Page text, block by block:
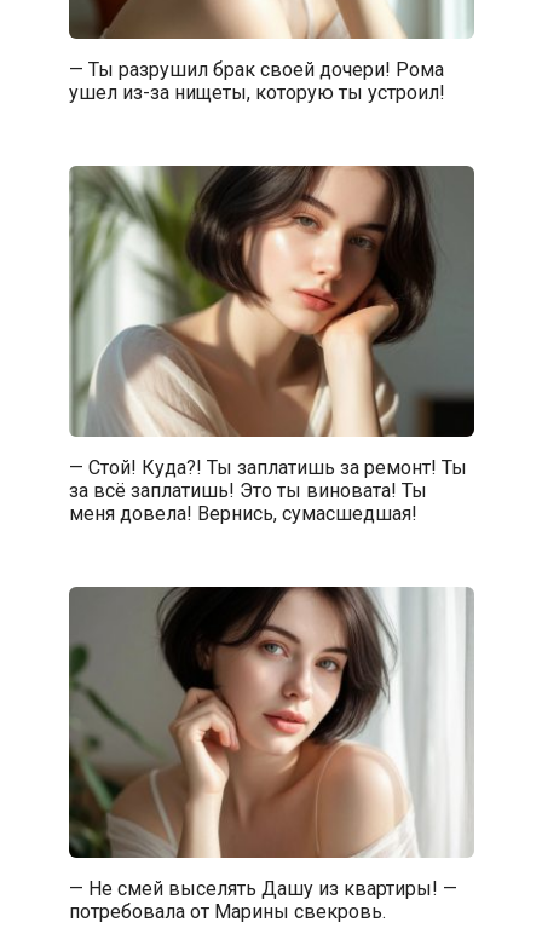
— Ты разрушил брак своей дочери! Рома
ушел из-за нищеты, которую ты устроил!
— Стой! Куда?! Ты заплатишь за ремонт! Ты
за всё заплатишь! Это ты виновата! Ты
меня довела! Вернись, сумасшедшая!
— Не смей выселять Дашу из квартиры! —
потребовала от Марины свекровь.